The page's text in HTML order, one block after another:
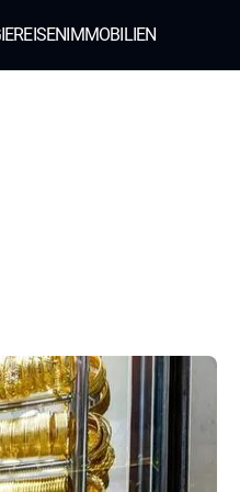
REISENIMMOBILIEN